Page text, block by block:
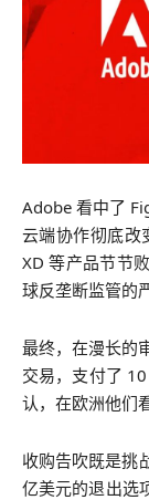
Adobe 看中了
云端协作彻底改
XD 等产品节节
球反垄断监管的
最终，在漫长的
交易，支付了
认，在欧洲他们
收购告吹既是挑
亿美元的退出选